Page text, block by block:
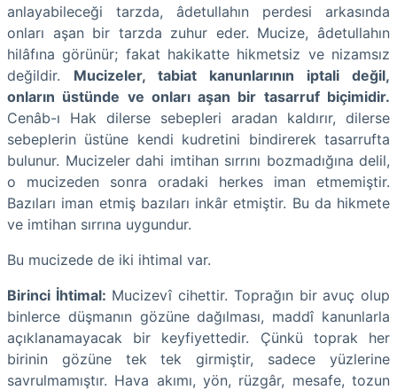
anlayabileceği tarzda, âdetullahın perdesi arkasında
onları aşan bir tarzda zuhur eder. Mucize, âdetullahın
hilâfına görünür; fakat hakikatte hikmetsiz ve nizamsız
değildir. Mucizeler, tabiat kanunlarının iptali değil,
onların üstünde ve onları aşan bir tasarruf biçimidir.
Cenâb-ı Hak dilerse sebepleri aradan kaldırır, dilerse
sebeplerin üstüne kendi kudretini bindirerek tasarrufta
bulunur. Mucizeler dahi imtihan sırrını bozmadığına delil,
o mucizeden sonra oradaki herkes iman etmemiştir.
Bazıları iman etmiş bazıları inkâr etmiştir. Bu da hikmete
ve imtihan sırrına uygundur.
Bu mucizede de iki ihtimal var.
Birinci İhtimal: Mucizevî cihettir. Toprağın bir avuç olup
binlerce düşmanın gözüne dağılması, maddî kanunlarla
açıklanamayacak bir keyfiyettedir. Çünkü toprak her
birinin gözüne tek tek girmiştir, sadece yüzlerine
savrulmamıştır. Hava akımı, yön, rüzgâr, mesafe, tozun